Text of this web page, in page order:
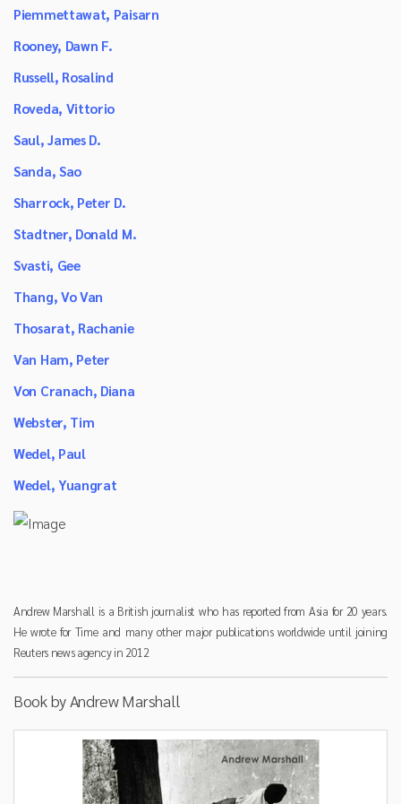
Piemmettawat, Paisarn
Rooney, Dawn F.
Russell, Rosalind
Roveda, Vittorio
Saul, James D.
Sanda, Sao
Sharrock, Peter D.
Stadtner, Donald M.
Svasti, Gee
Thang, Vo Van
Thosarat, Rachanie
Van Ham, Peter
Von Cranach, Diana
Webster, Tim
Wedel, Paul
Wedel, Yuangrat
Andrew Marshall is a British journalist who has reported from Asia for 20 years.
He wrote for Time and many other major publications worldwide until joining
Reuters news agency in 2012
Book by Andrew Marshall